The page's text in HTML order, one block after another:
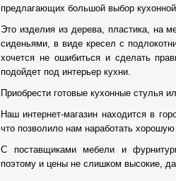
предлагающих большой выбор
Это изделия из дерева, пластика, на
сиденьями, в виде кресел с
хочется не ошибиться и сделать
подойдет под интерьер кухни.
Приобрести готовые кухонные стулья
Наш интернет-магазин находится в
что позволило нам наработать
С поставщиками мебели и
поэтому и цены не слишком высокие, да